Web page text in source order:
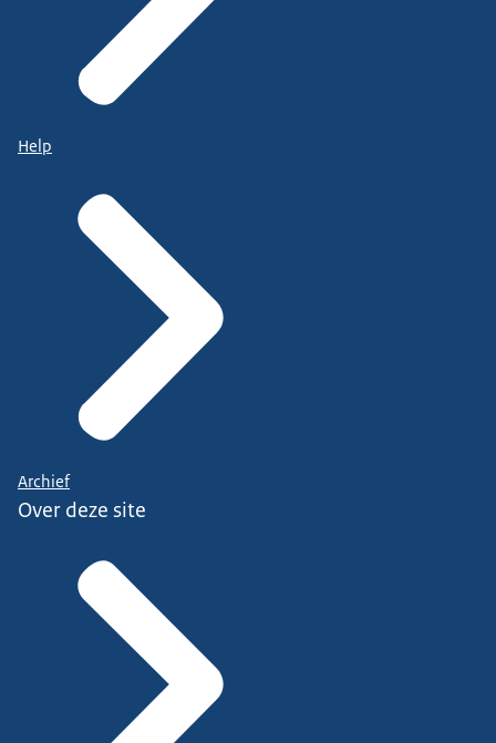
Help
Archief
Over deze site